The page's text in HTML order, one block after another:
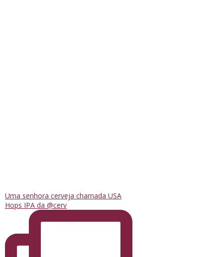
Uma senhora cerveja chamada USA
Hops IPA da @cerv